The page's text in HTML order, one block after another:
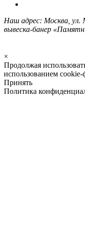
Наш адрес: Москва, ул.
вывеска-банер
×
Продолжая
использованием cookie-
Принять
Политика